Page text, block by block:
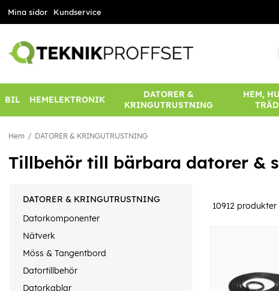
Mina sidor Kundservice
BIL HEMELEKTRONIK
DATORER &
KRINGUTRUSTNING
HEM,
Hem DATORER & KRINGUTRUSTNING
Tillbehör till bärbara datorer &
DATORER & KRINGUTRUSTNING
Datorkomponenter
Nätverk
Möss & Tangentbord
Datortillbehör
Datorkablar
10912 produkter